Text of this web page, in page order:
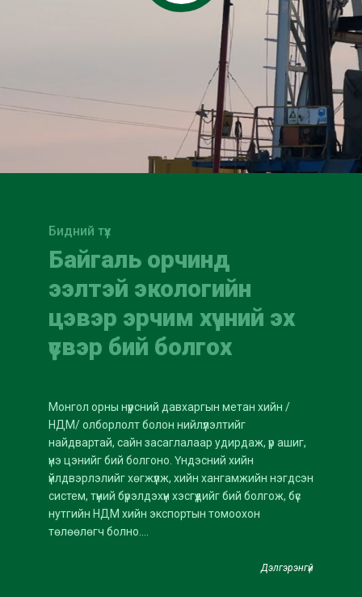
Бидний түүх
Байгаль орчинд
ээлтэй экологийн
цэвэр эрчим хүчний эх
үүсвэр бий болгох
Монгол орны нүүрсний давхаргын метан хийн /
НДМ/ олборлолт болон нийлүүлэлтийг
найдвартай, сайн засаглалаар удирдаж, үр ашиг,
үнэ цэнийг бий болгоно. Үндэсний хийн
үйлдвэрлэлийг хөгжүүлж, хийн хангамжийн нэгдсэн
систем, түүний бүрэлдэхүүн хэсгүүдийг бий болгож, бүс
нутгийн НДМ хийн экспортын томоохон
төлөөлөгч болно....
Дэлгэрэнгүй